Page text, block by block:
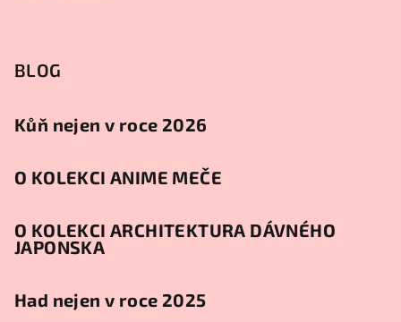
BLOG
Kůň nejen v roce 2026
O KOLEKCI ANIME MEČE
O KOLEKCI ARCHITEKTURA DÁVNÉHO
JAPONSKA
Had nejen v roce 2025